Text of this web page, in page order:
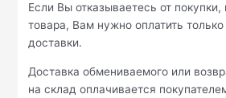
Если Вы отказываетесь от
товара, Вам нужно оплатить
доставки.
Доставка обмениваемого или
на склад оплачивается